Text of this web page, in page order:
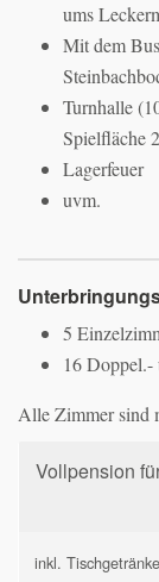
ums
Mit dem
Turnhalle
Spielfläche
Lagerfeuer
uvm.
5
16
Alle Zimmer sind
Vollpension
inkl.